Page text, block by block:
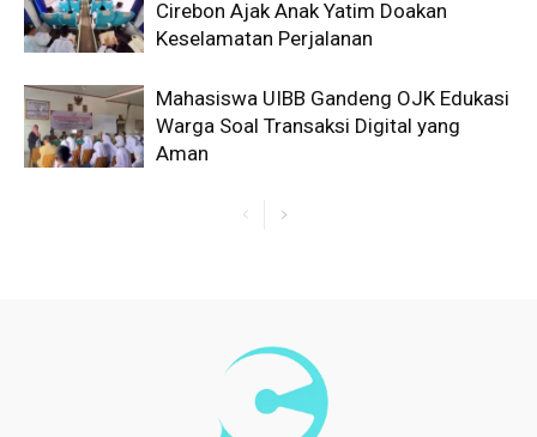
Cirebon Ajak Anak Yatim Doakan
Keselamatan Perjalanan
Mahasiswa UIBB Gandeng OJK Edukasi
Warga Soal Transaksi Digital yang
Aman